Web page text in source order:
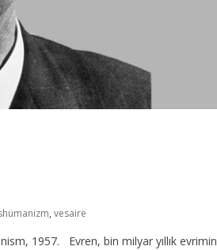
, vesaire
1957. Evren, bin milyar yıllık evrimin